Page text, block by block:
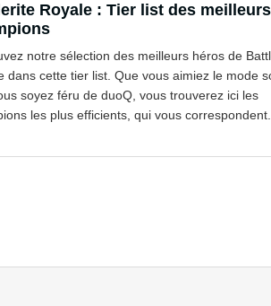
Royale : Tier list des meilleurs
notre sélection des meilleurs héros de
dans cette tier list. Que vous aimiez le mode
soyez féru de duoQ, vous trouverez ici les
les plus efficients, qui vous correspondent.